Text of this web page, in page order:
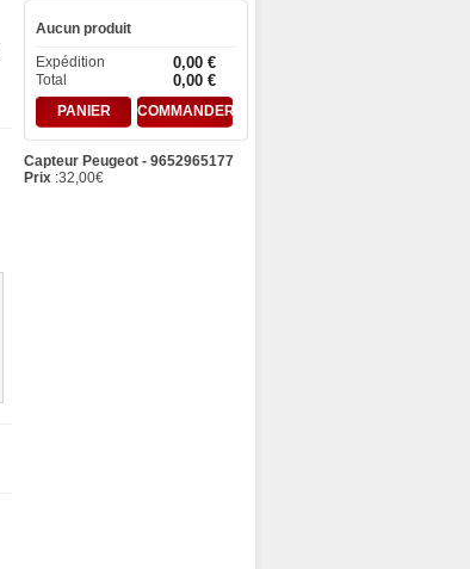
Aucun produit
Expédition
0,00 €
Total 0,00 €
PANIER COMMANDER
Capteur Peugeot - 9652965177
Prix :32,00€